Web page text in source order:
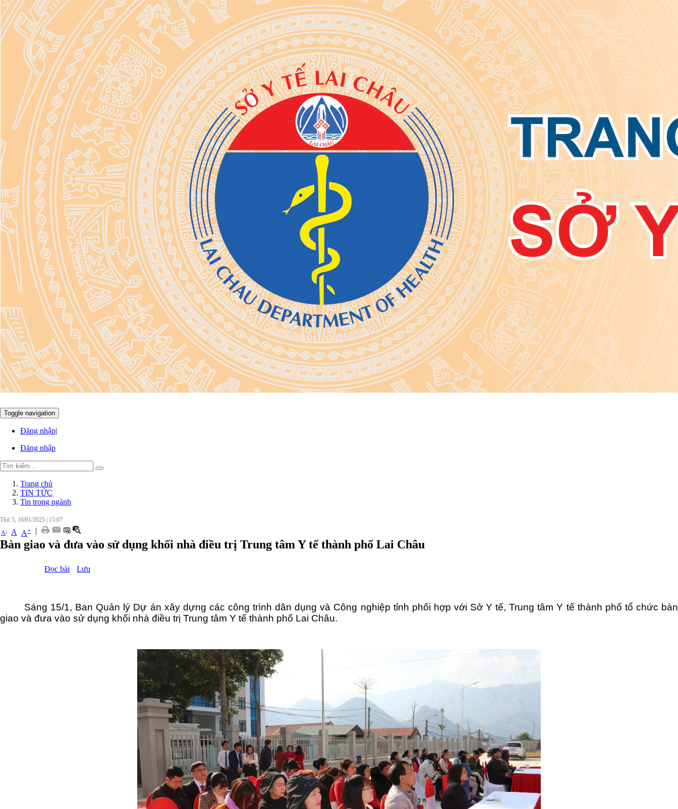
Toggle navigation
Đăng nhập|
Đăng nhập
Trang chủ
TIN TỨC
Tin trong ngành
Thứ 5, 16/01/2025
15:07
A- A A+ |
Bàn giao và đưa vào sử dụng khối nhà điều trị Trung tâm Y tế thành phố Lai Châu
Đọc bài Lưu
Sáng 15/1, Ban Quản lý Dự án xây dựng các công trình dân dụng và Công nghiệp tỉnh phối hợp với Sở Y tế, Trung tâm Y tế thành phố tổ chức bàn
giao và đưa vào sử dụng khối nhà điều trị Trung tâm Y tế thành phố Lai Châu.